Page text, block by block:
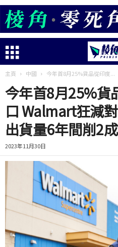
主頁 中國 今年首8月25%貨品從印度...
今年首8月25%貨
口 Walmart狂減
出貨量6年間削2成
2023年11月30日